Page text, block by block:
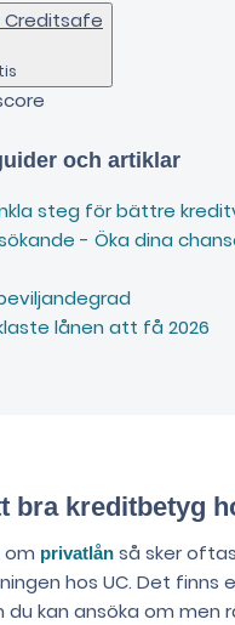
Creditsafe
och artiklar
steg för bättre
- Öka dina
lånen att få 2026
bra kreditbetyg
om privatlån så sker
hos UC. Det finns
du kan ansöka om men